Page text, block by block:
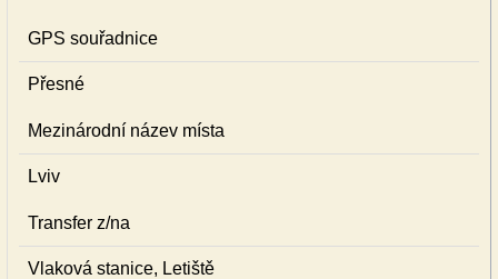
GPS souřadnice
Přesné
Mezinárodní název místa
Lviv
Transfer z/na
Vlaková stanice, Letiště